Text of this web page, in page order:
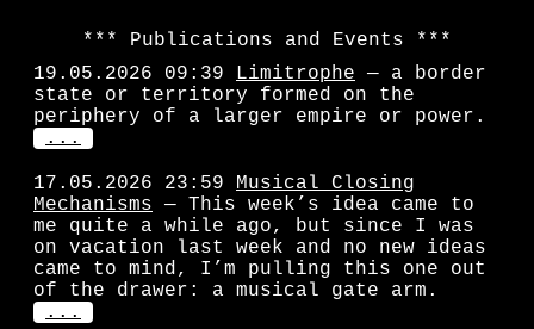
Publications and Events
19.05.2026 09:39
Limitrophe — a border
state or territory formed on the
periphery of a larger empire or power.
...
17.05.2026 23:59
Musical Closing
Mechanisms — This week’s idea came to
me quite a while ago, but since I was
on vacation last week and no new ideas
came to mind, I’m pulling this one out
of the drawer: a musical gate arm.
...